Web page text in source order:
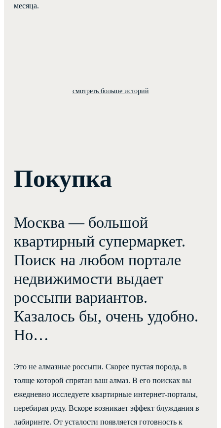
месяца.
смотреть больше историй
Покупка
Москва — большой
квартирный супермаркет.
Поиск на любом портале
недвижимости выдает
россыпи вариантов.
Казалось бы, очень удобно.
Но…
Это не алмазные россыпи. Скорее пустая порода, в
толще которой спрятан ваш алмаз. В его поисках вы
ежедневно исследуете квартирные интернет-порталы,
перебирая руду. Вскоре возникает эффект блуждания в
лабиринте. От усталости появляется готовность к